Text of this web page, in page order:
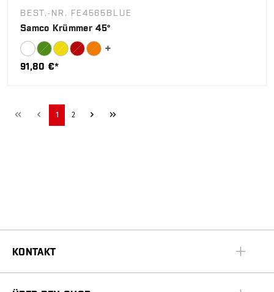
BEST.-NR. FE4565BLUE
Samco Krümmer 45°
91,80 €*
1 2
KONTAKT